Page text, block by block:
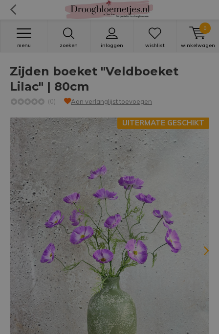
zoeken inloggen
menu wishlist winkelwagen
0
Zijden boeket "Veldboeket
Lilac" | 80cm
(0) Aan verlanglijst toevoegen
UITERMATE GESCHIKT